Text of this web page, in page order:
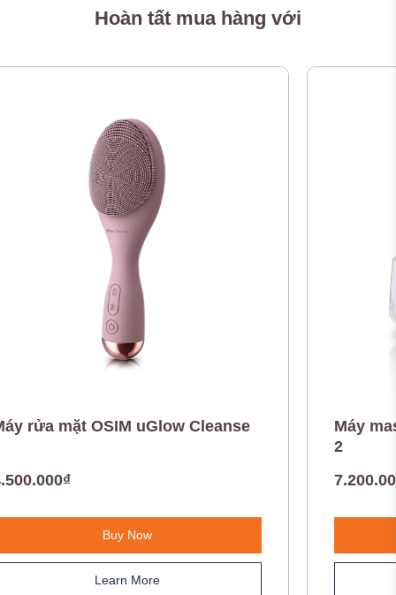
Hoàn tất mua hàng với
rửa mặt OSIM uGlow Cleanse
Buy Now
Learn More
Máy
2